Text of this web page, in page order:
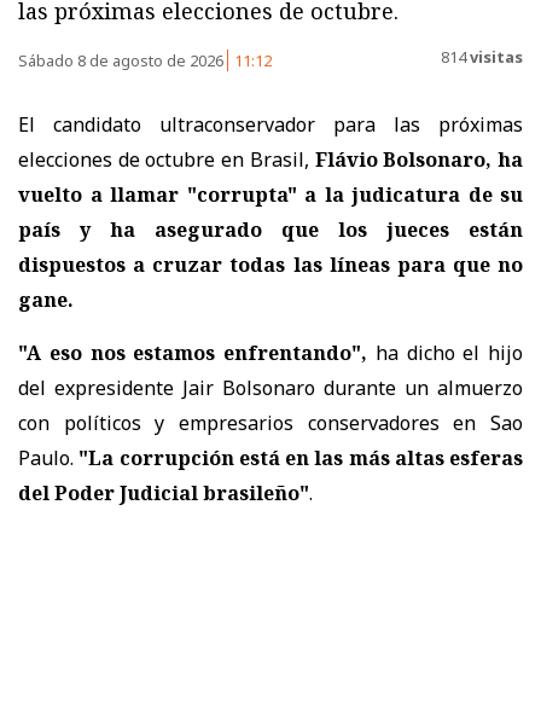
las próximas elecciones de octubre.
Sábado 8 de agosto de 2026 11:12 814visitas
El candidato ultraconservador para las próximas
elecciones de octubre en Brasil, Flávio Bolsonaro, ha
vuelto a llamar "corrupta" a la judicatura de su
país
y ha asegurado que los jueces están
dispuestos a cruzar todas las líneas para que no
gane.
"A eso nos estamos enfrentando", ha dicho el hijo
del expresidente Jair Bolsonaro durante un almuerzo
con políticos y empresarios conservadores en Sao
Paulo. "La corrupción está en las más altas esferas
del Poder Judicial brasileño".